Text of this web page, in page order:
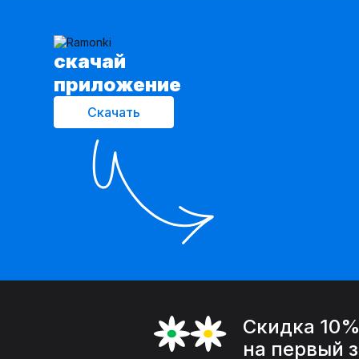
cкачай
приложение
Скачать
Скидка 10%
на первый